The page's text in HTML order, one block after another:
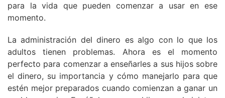
para la vida que pueden comenzar a usar en ese
momento.
La administración del dinero es algo con lo que los
adultos tienen problemas. Ahora es el momento
perfecto para comenzar a enseñarles a sus hijos sobre
el dinero, su importancia y cómo manejarlo para que
estén mejor preparados cuando comienzan a ganar un